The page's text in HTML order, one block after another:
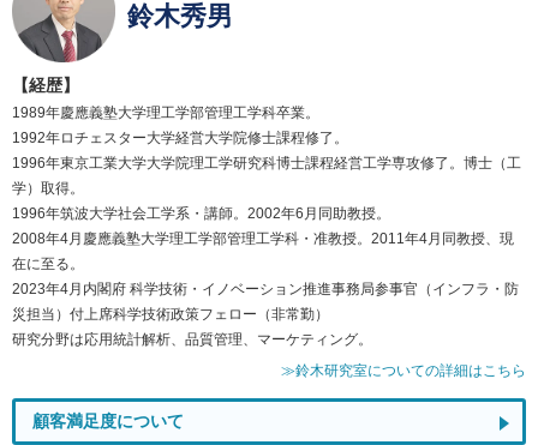
鈴木秀男
【経歴】
1989年慶應義塾大学理工学部管理工学科卒業。
1992年ロチェスター大学経営大学院修士課程修了。
1996年東京工業大学大学院理工学研究科博士課程経営工学専攻修了。博士（工
学）取得。
1996年筑波大学社会工学系・講師。2002年6月同助教授。
2008年4月慶應義塾大学理工学部管理工学科・准教授。2011年4月同教授、現
在に至る。
2023年4月内閣府 科学技術・イノベーション推進事務局参事官（インフラ・防
災担当）付上席科学技術政策フェロー（非常勤）
研究分野は応用統計解析、品質管理、マーケティング。
≫鈴木研究室についての詳細はこちら
顧客満足度について